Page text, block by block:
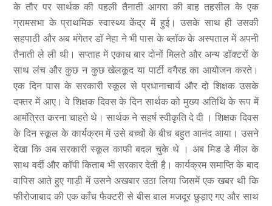
के तौर पर सार्थक की पहली तैनाती आगरा की बाह तहसील के एक
ग्रामसभा के प्राथमिक स्वास्थ्य केंद्र में हुई। उसके साथ ही उसकी
सहपाठी और अब मंगेतर डॉ नेहा ने भी पास के ब्लॉक के अस्पताल में अपनी
तैनाती ले ली थी। सप्ताह में एकाध बार दोनों मिलते और अन्य डॉक्टरों के
साथ लंच और कुछ न कुछ खेलकूद या पार्टी वगैरह का आयोजन करते।
एक दिन पास के सरकारी स्कूल से प्रधानाचार्य और दो शिक्षक उसके
दफ्तर में आए। वे शिक्षक दिवस के दिन सार्थक को मुख्य अतिथि के रूप में
आमंत्रित करना चाहते थे। सार्थक ने सहर्ष स्वीकृति दे दी । शिक्षक दिवस
के दिन स्कूल के कार्यक्रम में उसे बच्चों के बीच बहुत आनंद आया। उसने
देखा कि अब सरकारी स्कूल काफी बदल चुके थे । अब मिड डे मील के
साथ वर्दी और कॉपी किताब भी सरकार देती है। कार्यक्रम समाप्ति के बाद
वापिस आते हुए गाड़ी में उसने अखबार उठा लिया जिसमें एक खबर थी कि
फीरोजाबाद की एक काँच फैक्टरी से बीस बाल मजदूर छुड़ाए गए और साथ